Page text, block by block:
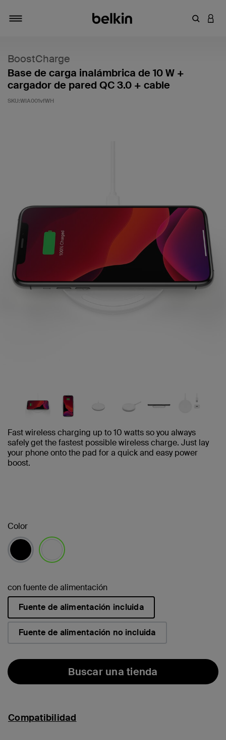
BoostCharge
Base de carga inalámbrica de 10 W +
cargador de pared QC 3.0 + cable
SKU:WIA001vfWH
Fast wireless charging up to 10 watts so you always
safely get the fastest possible wireless charge. Just lay
your phone onto the pad for a quick and easy power
boost.
Color
con fuente de alimentación
Fuente de alimentación incluida
seleccionado/s
Fuente de alimentación no incluida
Buscar una tienda
Compatibilidad